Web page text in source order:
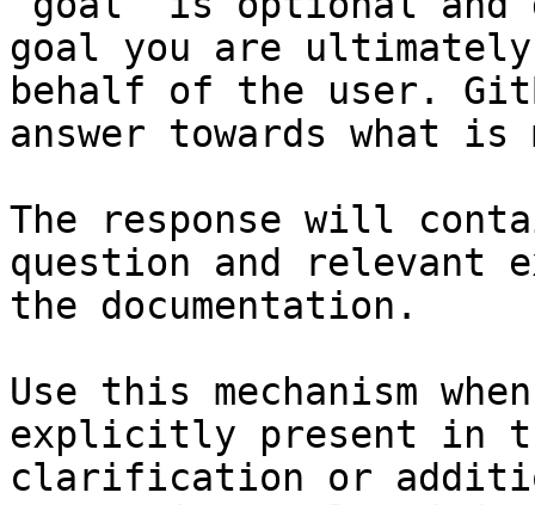
goal you are
behalf of the user.
answer towards what
The response will
question and relevant
the documentation.
Use this mechanism
explicitly present in
clarification or